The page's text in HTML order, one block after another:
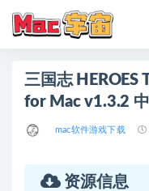
三国志 HEROES
for Mac v1.3.2
mac软件游戏下载
资源信息